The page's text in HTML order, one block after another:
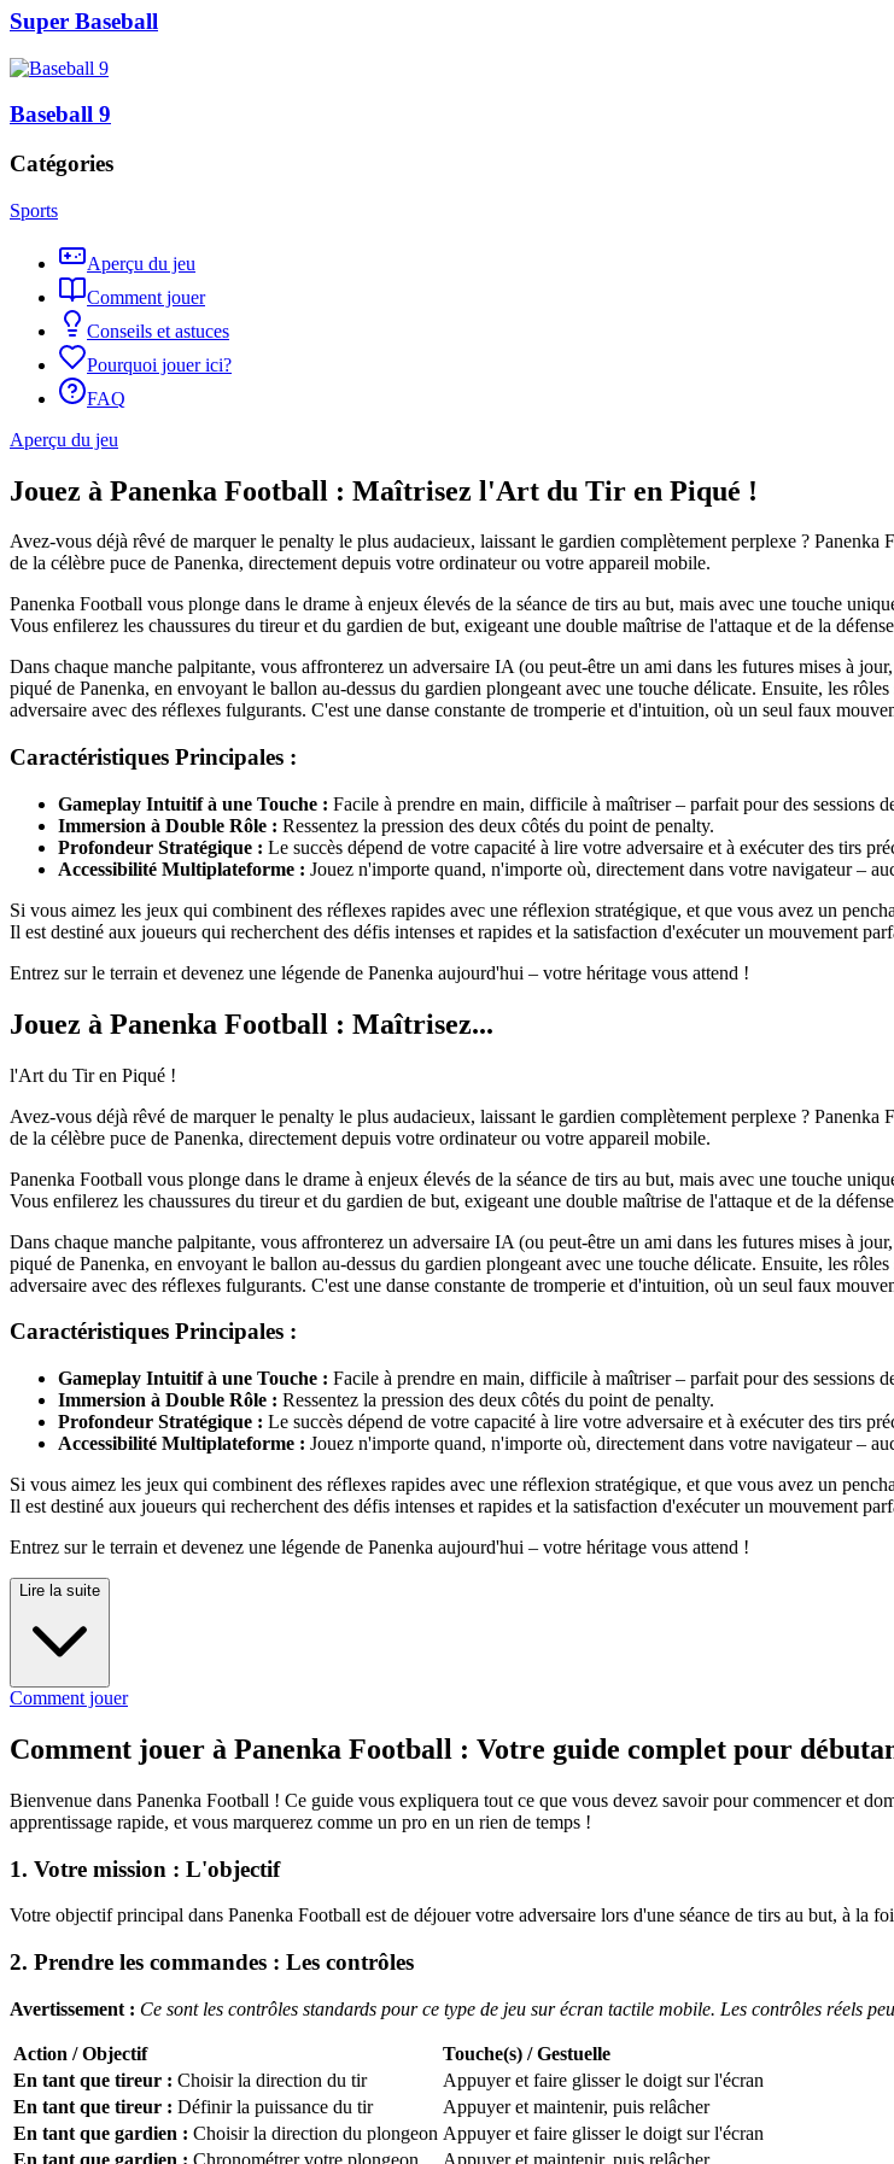
Super Baseball
Baseball 9
Catégories
Sports
Aperçu du jeu
Comment jouer
Conseils et astuces
Pourquoi jouer ici?
FAQ
Aperçu du jeu
Jouez à Panenka Football : Maîtrisez l'Art du Tir en Piqué !
Avez-vous déjà rêvé de marquer le penalty le plus audacieux, laissant le gardien complètement perplexe ?
de la célèbre puce de Panenka, directement depuis votre ordinateur ou votre appareil mobile.
Panenka Football vous plonge dans le drame à enjeux élevés de la séance de tirs au but, mais avec une touche
Vous enfilerez les chaussures du tireur et du gardien de but, exigeant une double maîtrise de l'attaque et de la
Dans chaque manche palpitante, vous affronterez un adversaire IA (ou peut-être un ami dans les futures mises à
piqué de Panenka, en envoyant le ballon au-dessus du gardien plongeant avec une touche délicate. Ensuite, les
adversaire avec des réflexes fulgurants. C'est une danse constante de tromperie et d'intuition, où un seul faux
Caractéristiques Principales :
Gameplay Intuitif à une Touche : Facile à prendre en main, difficile à maîtriser – parfait pour des sessions
Immersion à Double Rôle : Ressentez la pression des deux côtés du point de penalty.
Profondeur Stratégique : Le succès dépend de votre capacité à lire votre adversaire et à exécuter des tirs
Accessibilité Multiplateforme : Jouez n'importe quand, n'importe où, directement dans votre navigateur –
Si vous aimez les jeux qui combinent des réflexes rapides avec une réflexion stratégique, et que vous avez un
Il est destiné aux joueurs qui recherchent des défis intenses et rapides et la satisfaction d'exécuter un mouvement
Entrez sur le terrain et devenez une légende de Panenka aujourd'hui – votre héritage vous attend !
Jouez à Panenka Football : Maîtrisez...
l'Art du Tir en Piqué !
Avez-vous déjà rêvé de marquer le penalty le plus audacieux, laissant le gardien complètement perplexe ?
de la célèbre puce de Panenka, directement depuis votre ordinateur ou votre appareil mobile.
Panenka Football vous plonge dans le drame à enjeux élevés de la séance de tirs au but, mais avec une touche
Vous enfilerez les chaussures du tireur et du gardien de but, exigeant une double maîtrise de l'attaque et de la
Dans chaque manche palpitante, vous affronterez un adversaire IA (ou peut-être un ami dans les futures mises à
piqué de Panenka, en envoyant le ballon au-dessus du gardien plongeant avec une touche délicate. Ensuite, les
adversaire avec des réflexes fulgurants. C'est une danse constante de tromperie et d'intuition, où un seul faux
Caractéristiques Principales :
Gameplay Intuitif à une Touche : Facile à prendre en main, difficile à maîtriser – parfait pour des sessions
Immersion à Double Rôle : Ressentez la pression des deux côtés du point de penalty.
Profondeur Stratégique : Le succès dépend de votre capacité à lire votre adversaire et à exécuter des tirs
Accessibilité Multiplateforme : Jouez n'importe quand, n'importe où, directement dans votre navigateur –
Si vous aimez les jeux qui combinent des réflexes rapides avec une réflexion stratégique, et que vous avez un
Il est destiné aux joueurs qui recherchent des défis intenses et rapides et la satisfaction d'exécuter un mouvement
Entrez sur le terrain et devenez une légende de Panenka aujourd'hui – votre héritage vous attend !
Lire la suite
Comment jouer
Comment jouer à Panenka Football : Votre guide complet pour
Bienvenue dans Panenka Football ! Ce guide vous expliquera tout ce que vous devez savoir pour commencer et
apprentissage rapide, et vous marquerez comme un pro en un rien de temps !
1. Votre mission : L'objectif
Votre objectif principal dans Panenka Football est de déjouer votre adversaire lors d'une séance de tirs au but, à la
2. Prendre les commandes : Les contrôles
Avertissement : Ce sont les contrôles standards pour ce type de jeu sur écran tactile mobile. Les contrôles réels
Action / Objectif
Touche(s) / Gestuelle
En tant que tireur : Choisir la direction du tir
Appuyer et faire glisser le doigt sur l'écran
En tant que tireur : Définir la puissance du tir
Appuyer et maintenir, puis relâcher
En tant que gardien : Choisir la direction du plongeon Appuyer et faire glisser le doigt sur l'écran
En tant que gardien : Chronométrer votre plongeon Appuyer et maintenir, puis relâcher